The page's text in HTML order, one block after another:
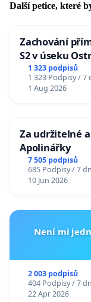
Další petice, které
Zachování
S2 v úseku
u Jablunkova
1 323 podpisů
1 323 Podpisy / 7
1 Aug 2026
Za udržitelné
Apolinářky
7 505 podpisů
685 Podpisy / 7
10 Jun 2026
Není mi
2 003 podpisů
404 Podpisy / 7
22 Apr 2026